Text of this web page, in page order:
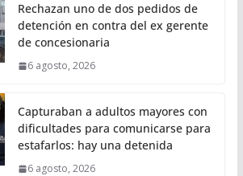
Rechazan uno de dos pedidos de
detención en contra del ex gerente
de concesionaria
6 agosto, 2026
Capturaban a adultos mayores con
dificultades para comunicarse para
estafarlos: hay una detenida
6 agosto, 2026